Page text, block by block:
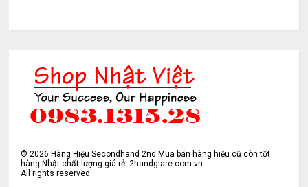
©2026 Hàng Hiệu Secondhand 2nd Mua bán hàng hiệu cũ còn tốt
hàng Nhật chất lượng giá rẻ- 2handgiare.com.vn
All rights reserved.